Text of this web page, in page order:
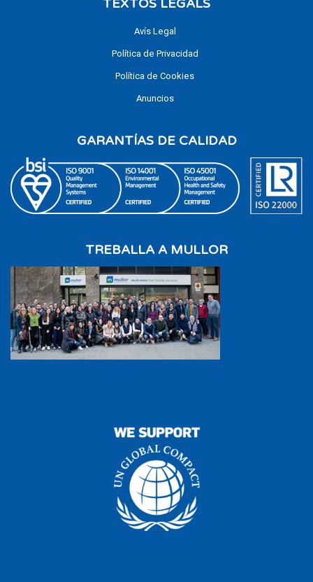
TEXTOS LEGALS
Avís Legal
Política de Privacidad
Política de Cookies
Anuncios
GARANTÍAS DE CALIDAD
TREBALLA A MULLOR